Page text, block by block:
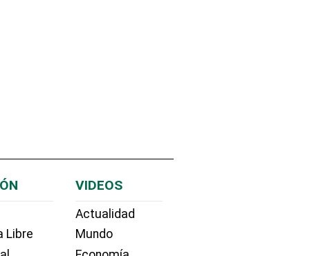
Libre
VIDEOS
Actualidad
Mundo